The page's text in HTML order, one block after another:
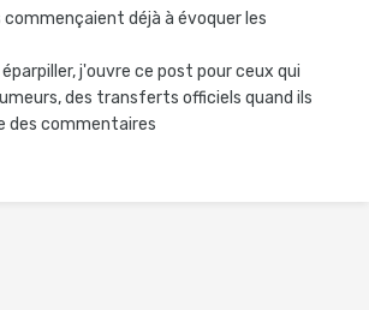
déjà à évoquer les
j'ouvre ce post pour ceux qui
des transferts officiels quand ils
des commentaires